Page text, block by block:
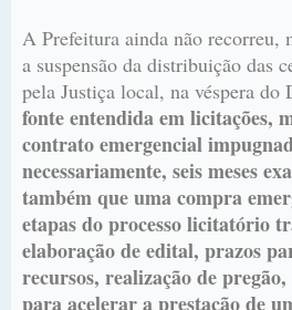
A Prefeitura ainda não recorreu,
a suspensão da distribuição das
pela Justiça local, na véspera do
fonte entendida em licitações,
contrato emergencial
necessariamente, seis meses
também que uma compra
etapas do processo licitatório
elaboração de edital, prazos
recursos, realização de
para acelerar a prestação de